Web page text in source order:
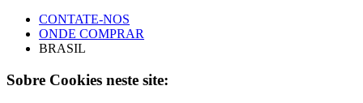
CONTATE-NOS
ONDE COMPRAR
BRASIL
Sobre Cookies neste site: